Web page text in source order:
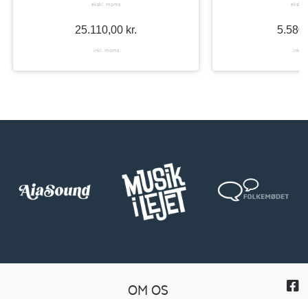
ekskl. moms
25.110,00 kr.
inkl. moms
ekskl.
inkl.
OM OS